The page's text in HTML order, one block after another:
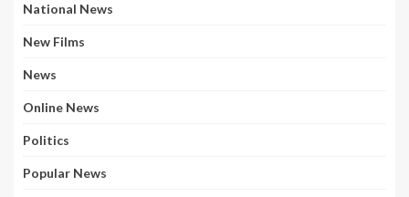
National News
New Films
News
Online News
Politics
Popular News